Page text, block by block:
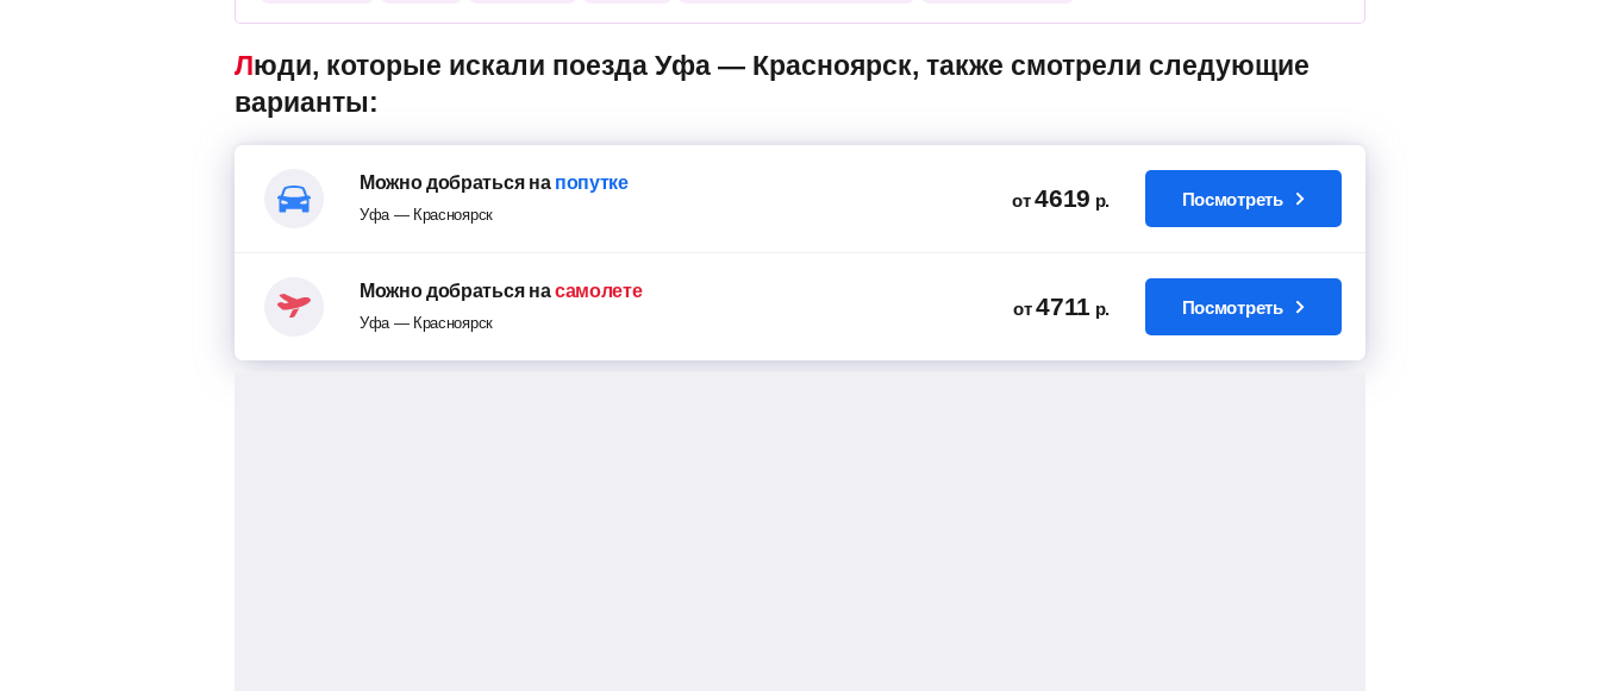
Люди, которые искали поезда Уфа — Красноярск, также смотрели следующие
варианты:
Можно добраться на попутке
Уфа — Красноярск
от4619 р. Посмотреть
Можно добраться насамолете
Уфа — Красноярск
от4711 р. Посмотреть